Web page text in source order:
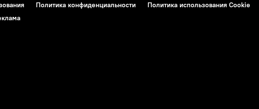
Политика конфиденциальности Политика использования Cookie